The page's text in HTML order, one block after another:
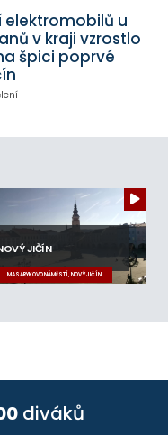
elektromobilů u
v kraji vzrostlo
špici poprvé
JIČÍN
MASARYKOVO NÁMĚSTÍ, NOVÝ JIČÍN
diváků